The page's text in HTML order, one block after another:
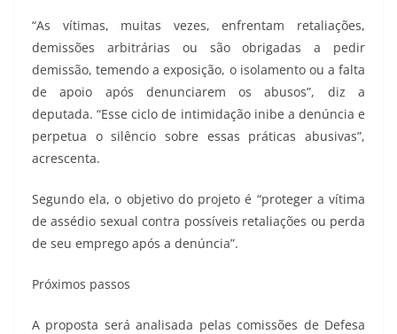
“As vítimas, muitas vezes, enfrentam retaliações,
demissões arbitrárias ou são obrigadas a pedir
demissão, temendo a exposição, o isolamento ou a falta
de apoio após denunciarem os abusos”, diz a
deputada. “Esse ciclo de intimidação inibe a denúncia e
perpetua o silêncio sobre essas práticas abusivas”,
acrescenta.
Segundo ela, o objetivo do projeto é “proteger a vítima
de assédio sexual contra possíveis retaliações ou perda
de seu emprego após a denúncia”.
Próximos passos
A proposta será analisada pelas comissões de Defesa